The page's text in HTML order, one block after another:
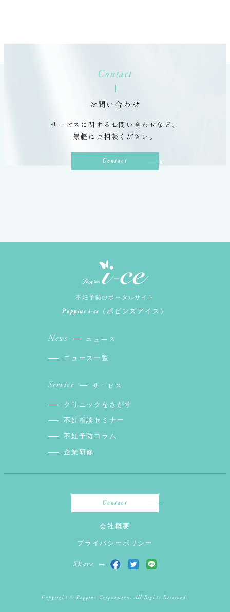
Contact
お問い合わせ
サービスに関するお問い合わせなど、
気軽にご相談ください。
Contact
不妊予防のポータルサイト
Poppins i-ce （ポピンズアイス）
News ニュース
ニュース一覧
Service サービス
クリニックをさがす
不妊相談セミナー
不妊予防コラム
企業研修
Contact
会社概要
プライバシーポリシー
Share
Copyright © Poppins Corporation. All Rights Reserved.